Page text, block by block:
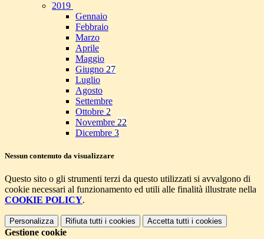
2019
Gennaio
Febbraio
Marzo
Aprile
Maggio
Giugno 27
Luglio
Agosto
Settembre
Ottobre 2
Novembre 22
Dicembre 3
Nessun contenuto da visualizzare
Questo sito o gli strumenti terzi da questo utilizzati si avvalgono di
cookie necessari al funzionamento ed utili alle finalità illustrate nella
COOKIE POLICY.
Personalizza Rifiuta tutti i cookies Accetta tutti i cookies
Gestione cookie